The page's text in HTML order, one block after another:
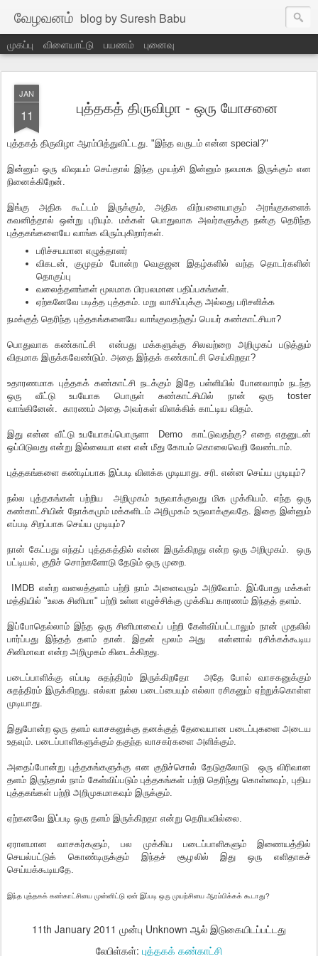
வேழவனம் blog by Suresh Babu
முகப்பு விளையாட்டு பயணம் புனைவு
JAN
11 புத்தகத் திருவிழா - ஒரு யோசனை
புத்தகத் திருவிழா ஆரம்பித்துவிட்டது. "இந்த வருடம் என்ன special?"
இன்னும் ஒரு விஷயம் செய்தால் இந்த முயற்சி இன்னும் நலமாக இருக்கும் என
நினைக்கிறேன்.
இங்கு அதிக கூட்டம் இருக்கும், அதிக விற்பனையாகும் அரங்குகளைக்
கவனித்தால் ஒன்று புரியும். மக்கள் பொதுவாக அவர்களுக்கு நன்கு தெரிந்த
புத்தகங்களையே வாங்க விரும்புகிறார்கள்.
பரிச்சயமான எழுத்தாளர்
விகடன், குமுதம் போன்ற வெகுஜன இதழ்களில் வந்த தொடர்களின்
தொகுப்பு
வலைத்தளங்கள் மூலமாக பிரபலமான பதிப்பகங்கள்.
ஏற்கனேவே படித்த புத்தகம். மறு வாசிப்புக்கு அல்லது பரிசளிக்க
நமக்குத் தெரிந்த புத்தகங்களையே வாங்குவதற்குப் பெயர் கண்காட்சியா?
பொதுவாக கண்காட்சி என்பது மக்களுக்கு சிலவற்றை அறிமுகப் படுத்தும்
விதமாக இருக்கவேண்டும். அதை இந்தக் கண்காட்சி செய்கிறதா?
உதாரணமாக புத்தகக் கண்காட்சி நடக்கும் இதே பள்ளியில் போனவாரம் நடந்த
ஒரு வீட்டு உபயோக பொருள் கண்காட்சியில் நான் ஒரு toster
வாங்கினேன். காரணம் அதை அவர்கள் விளக்கிக் காட்டிய விதம்.
இது என்ன வீட்டு உபயோகப்பொருளா Demo காட்டுவதற்கு? எதை எதனுடன்
ஒப்பிடுவது என்று இல்லையா என என் மீது கோபம் கொலைவெறி வேண்டாம்.
புத்தகங்களை கண்டிப்பாக இப்படி விளக்க முடியாது. சரி. என்ன செய்ய முடியும்?
நல்ல புத்தகங்கள் பற்றிய அறிமுகம் உருவாக்குவது மிக முக்கியம். எந்த ஒரு
கண்காட்சியின் நோக்கமும் மக்களிடம் அறிமுகம் உருவாக்குவதே. இதை இன்னும்
எப்படி சிறப்பாக செய்ய முடியும்?
நான் கேட்பது எந்தப் புத்தகத்தில் என்ன இருக்கிறது என்ற ஒரு அறிமுகம். ஒரு
பட்டியல், குறிச் சொற்களோடு தேடும் ஒரு முறை.
IMDB என்ற வலைத்தளம் பற்றி நாம் அனைவரும் அறிவோம். இப்போது மக்கள்
மத்தியில் "உலக சினிமா" பற்றி உள்ள எழுச்சிக்கு முக்கிய காரணம் இந்தத் தளம்.
இப்போதெல்லாம் இந்த ஒரு சினிமாவைப் பற்றி கேள்விப்பட்டாலும் நான் முதலில்
பார்ப்பது இந்தத் தளம் தான். இதன் மூலம் அது என்னால் ரசிக்கக்கூடிய
சினிமாவா என்ற அறிமுகம் கிடைக்கிறது.
படைப்பாளிக்கு எப்படி சுதந்திரம் இருக்கிறதோ அதே போல் வாசகனுக்கும்
சுதந்திரம் இருக்கிறது. எல்லா நல்ல படைப்பையும் எல்லா ரசிகனும் ஏற்றுக்கொள்ள
முடியாது.
இதுபோன்ற ஒரு தளம் வாசகனுக்கு தனக்குத் தேவையான படைப்புகளை அடைய
உதவும். படைப்பாளிகளுக்கும் தகுந்த வாசகர்களை அளிக்கும்.
அதைப்போன்று புத்தகங்களுக்கு என குறிச்சொல் தேடுதலோடு ஒரு விரிவான
தளம் இருந்தால் நாம் கேள்விப்படும் புத்தகங்கள் பற்றி தெரிந்து கொள்ளவும், புதிய
புத்தகங்கள் பற்றி அறிமுகமாகவும் இருக்கும்.
ஏற்கனவே இப்படி ஒரு தளம் இருக்கிறதா என்று தெரியவில்லை.
ஏராளமான வாசகர்களும், பல முக்கிய படைப்பாளிகளும் இணையத்தில்
செயல்பட்டுக் கொண்டிருக்கும் இந்தச் சூழலில் இது ஒரு எளிதாகச்
செய்யக்கூடியதே.
இந்த புத்தகக் கண்காட்சியை முன்னிட்டு ஏன் இப்படி ஒரு முயற்சியை ஆரம்பிக்கக் கூடாது?
11th January 2011 முன்பு Unknown ஆல் இடுகையிடப்பட்டது
லேபிள்கள்: புத்தகக் கண்காட்சி